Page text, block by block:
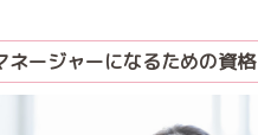
ネージャーになるための資格